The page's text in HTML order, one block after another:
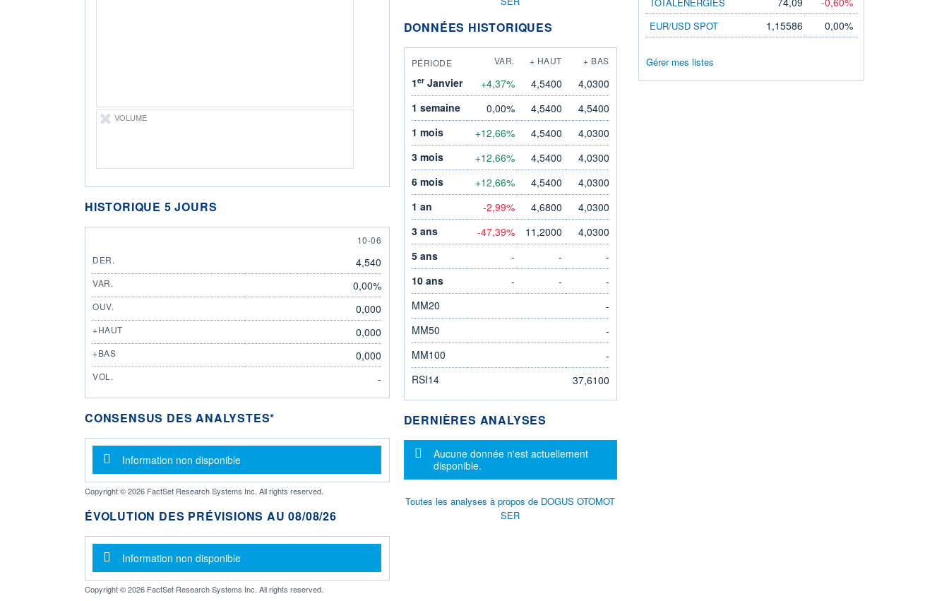
VOLUME
HISTORIQUE 5 JOURS
10 JUNE
10-06
DER.
4,540
VAR. 0,00%
OUV. 0,000
+HAUT 0,000
+BAS 0,000
VOL. -
CONSENSUS DES ANALYSTES*
Message d'information
Information non disponible
Copyright © 2026 FactSet Research Systems Inc. All rights reserved.
ÉVOLUTION DES PRÉVISIONS AU 08/08/26
Message d'information
Information non disponible
Copyright © 2026 FactSet Research Systems Inc. All rights reserved.
DONNÉES HISTORIQUES
PÉRIODE VAR. + HAUT + BAS
1erJanvier +4,37% 4,5400
4,0300
1 semaine
0,00% 4,5400
4,5400
1 mois
+12,66% 4,5400
4,0300
3 mois
+12,66% 4,5400
4,0300
6 mois
+12,66% 4,5400
4,0300
1 an
-2,99% 4,6800
4,0300
3 ans
-47,39% 11,2000
4,0300
5 ans
- -
-
10 ans
- -
-
MM20
-
MM50
-
MM100
-
RSI14
37,6100
DERNIÈRES ANALYSES
Message d'information
Aucune donnée n'est actuellement
disponible.
Toutes les analyses à propos de DOGUS OTOMOT
SER
EUR/USD SPOT 1,15586 0,00%
Gérer mes listes